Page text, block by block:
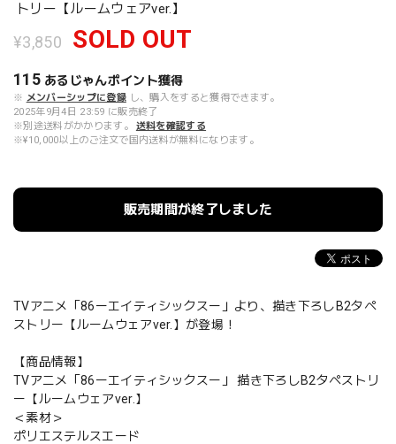
トリー【ルームウェアver.】
¥3,850 SOLD OUT
115 あるじゃんポイント獲得
※ メンバーシップに登録 し、購入をすると獲得できます。
2025年9月4日 23:59 に販売終了
※別途送料がかかります。
送料を確認する
※¥10,000以上のご注文で国内送料が無料になります。
販売期間が終了しました
TVアニメ「86ーエイティシックスー」より、描き下ろしB2タペ
ストリー【ルームウェアver.】が登場！
【商品情報】
TVアニメ「86ーエイティシックスー」 描き下ろしB2タペストリ
ー【ルームウェアver.】
＜素材＞
ポリエステルスエード